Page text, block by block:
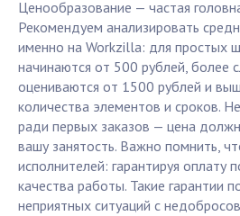
Ценообразование — частая
Рекомендуем анализировать
именно на Workzilla: для простых
начинаются от 500 рублей, более
оцениваются от 1500 рублей и
количества элементов и сроков.
ради первых заказов — цена
вашу занятость. Важно помнить,
исполнителей: гарантируя оплату
качества работы. Такие гарантии
неприятных ситуаций с